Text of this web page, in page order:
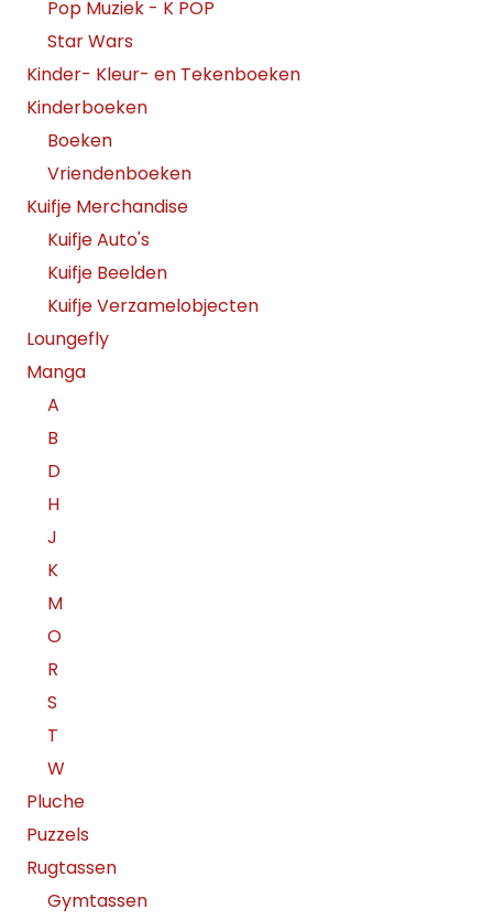
Pop Muziek - K POP
Star Wars
Kinder- Kleur- en Tekenboeken
Kinderboeken
Boeken
Vriendenboeken
Kuifje Merchandise
Kuifje Auto's
Kuifje Beelden
Kuifje Verzamelobjecten
Loungefly
Manga
A
B
D
H
J
K
M
O
R
S
T
W
Pluche
Puzzels
Rugtassen
Gymtassen